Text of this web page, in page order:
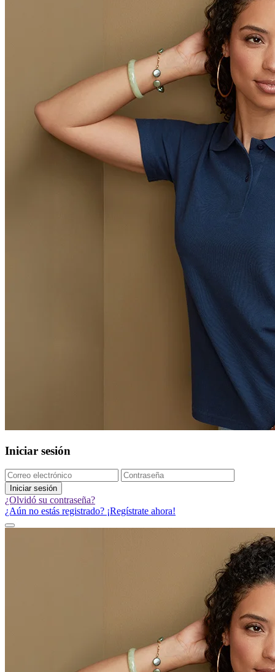
Iniciar sesión
Iniciar sesión
¿Olvidó su contraseña?
¿Aún no estás registrado? ¡Regístrate ahora!